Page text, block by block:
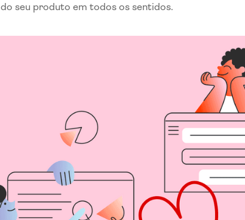
seu produto em todos os sentidos.